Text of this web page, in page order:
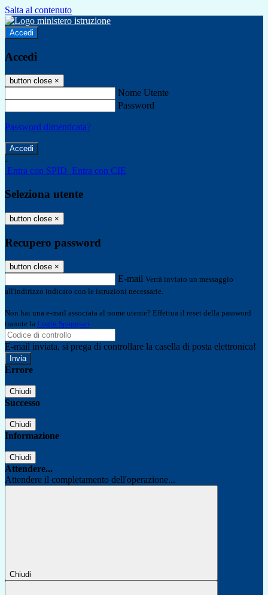
Salta al contenuto
Accedi
Accedi
button close ×
Nome Utente
Password
Password dimenticata?
-
Entra con SPID Entra con CIE
Seleziona utente
button close ×
Recupero password
button close ×
E-mail Verrà inviato un messaggio
all'indirizzo indicato con le istruzioni necessarie.
Non hai una e-mail associata al nome utente? Effettua il reset della password
tramite la Login Spaggiari
E-mail inviata, si prega di controllare la casella di posta elettronica!
Errore
Chiudi
Successo
Chiudi
Informazione
Chiudi
Attendere...
Attendere il completamento dell'operazione...
Chiudi